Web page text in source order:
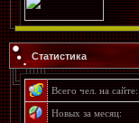
Статистика
Всего чел. на сайте:
Новых за месяц: